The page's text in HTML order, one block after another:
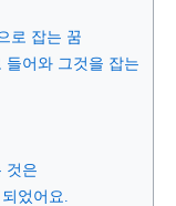
로 잡는 꿈
들어와 그것을 잡는
것은
었어요.